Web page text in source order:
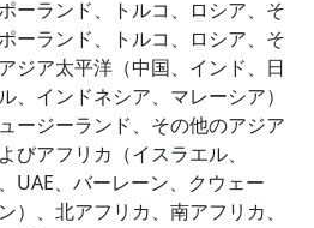
ーランド、トルコ、ロシア、そ
ーランド、トルコ、ロシア、そ
ジア太平洋（中国、インド、日
、インドネシア、マレーシア）
ージーランド、その他のアジア
びアフリカ（イスラエル、
UAE、バーレーン、クウェー
）、北アフリカ、南アフリカ、